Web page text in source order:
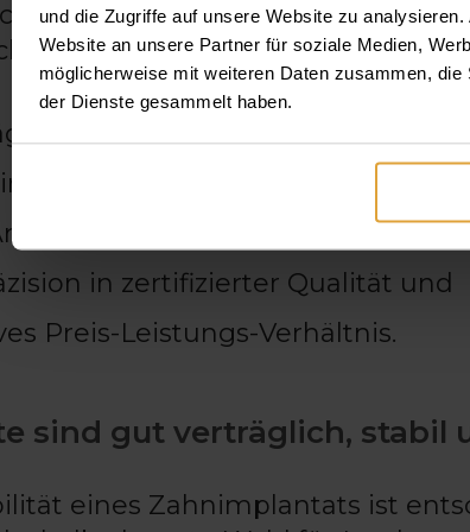
und die Zugriffe auf unsere Website zu
Website an unsere Partner für soziale Medien,
möglicherweise mit weiteren Daten zusammen,
der Dienste gesammelt haben.
und nachhaltige
und Stabilität der
durch die spezielle
selbst
in zertifizierter Qualität und
Preis-Leistungs-Verhältnis.
sind gut verträglich, stabil
eines Zahnimplantats ist